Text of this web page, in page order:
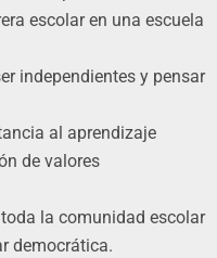
escolar en una escuela
independientes y pensar
al aprendizaje
de valores
la comunidad escolar
democrática.